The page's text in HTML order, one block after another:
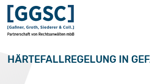
HÄRTEFALLREGELUNG IN